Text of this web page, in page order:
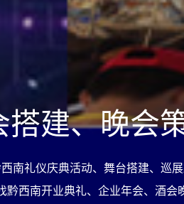
建、晚会
南礼仪庆典活动、舞台搭建、巡
黔西南开业典礼、企业年会、酒会